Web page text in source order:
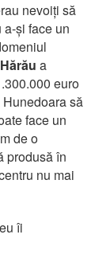
nevoiți să
și face un
a
euro
să
face un
de o
produsă în
nu mai
îi